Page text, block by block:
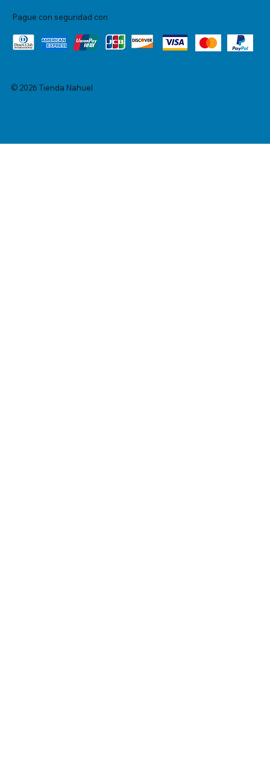
Pague con seguridad con
© 2026 Tienda Nahuel